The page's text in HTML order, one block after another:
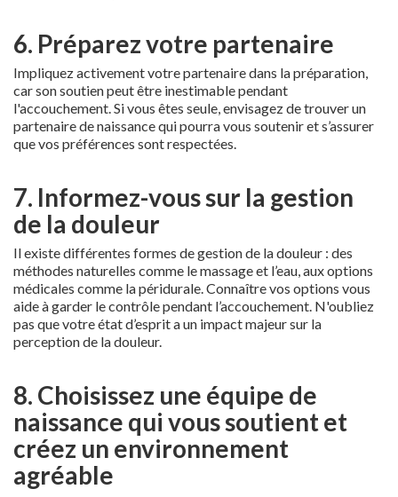
6. Préparez votre partenaire
Impliquez activement votre partenaire dans la préparation,
car son soutien peut être inestimable pendant
l'accouchement. Si vous êtes seule, envisagez de trouver un
partenaire de naissance qui pourra vous soutenir et s’assurer
que vos préférences sont respectées.
7. Informez-vous sur la gestion
de la douleur
Il existe différentes formes de gestion de la douleur : des
méthodes naturelles comme le massage et l’eau, aux options
médicales comme la péridurale. Connaître vos options vous
aide à garder le contrôle pendant l’accouchement. N'oubliez
pas que votre état d’esprit a un impact majeur sur la
perception de la douleur.
8. Choisissez une équipe de
naissance qui vous soutient et
créez un environnement
agréable